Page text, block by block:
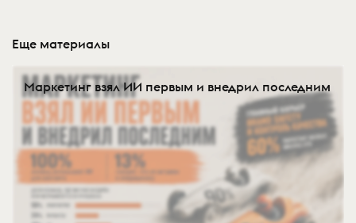
Еще материалы
Маркетинг взял ИИ первым и внедрил последним